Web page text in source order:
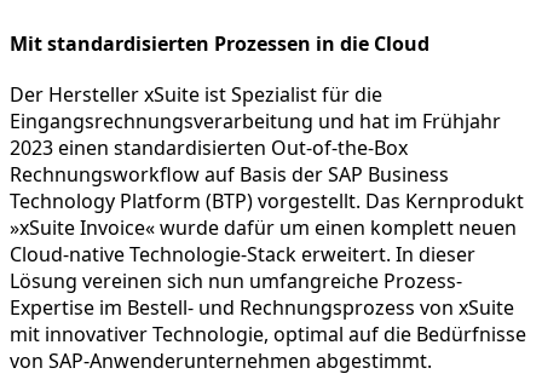
Mit standardisierten Prozessen in die Cloud
Der Hersteller xSuite ist Spezialist für die
Eingangsrechnungsverarbeitung und hat im Frühjahr
2023 einen standardisierten Out-of-the-Box
Rechnungsworkflow auf Basis der SAP Business
Technology Platform (BTP) vorgestellt. Das Kernprodukt
»xSuite Invoice« wurde dafür um einen komplett neuen
Cloud-native Technologie-Stack erweitert. In dieser
Lösung vereinen sich nun umfangreiche Prozess-
Expertise im Bestell- und Rechnungsprozess von xSuite
mit innovativer Technologie, optimal auf die Bedürfnisse
von SAP-Anwenderunternehmen abgestimmt.